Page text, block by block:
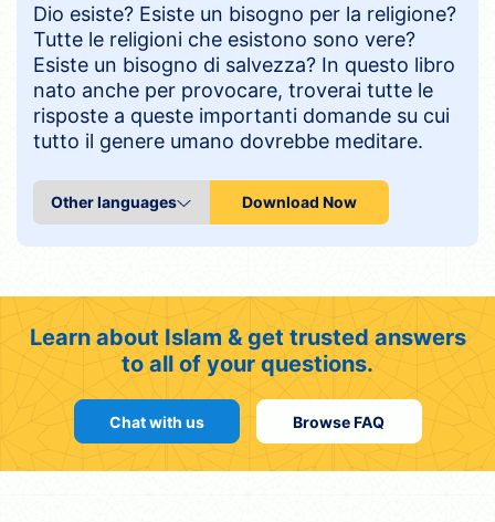
Dio esiste? Esiste un bisogno per la religione?
Tutte le religioni che esistono sono vere?
Esiste un bisogno di salvezza? In questo libro
nato anche per provocare, troverai tutte le
risposte a queste importanti domande su cui
tutto il genere umano dovrebbe meditare.
Download Now
Learn about Islam & get trusted answers
to all of your questions.
Chat with us Browse FAQ